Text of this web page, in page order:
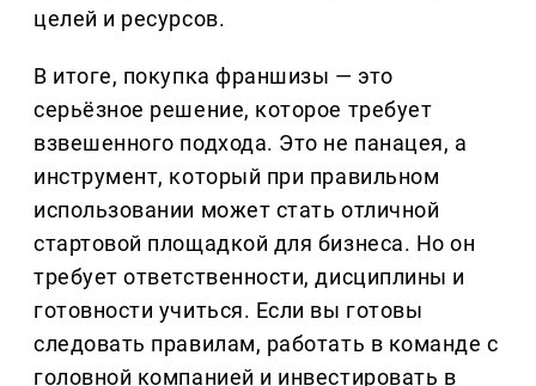
целей и ресурсов.
В итоге, покупка франшизы — это
серьёзное решение, которое требует
взвешенного подхода. Это не панацея, а
инструмент, который при правильном
использовании может стать отличной
стартовой площадкой для бизнеса. Но он
требует ответственности, дисциплины и
готовности учиться. Если вы готовы
следовать правилам, работать в команде с
головной компанией и инвестировать в